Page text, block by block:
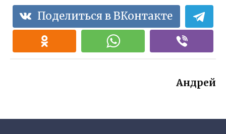
Поделиться в ВКонтакте
Андрей